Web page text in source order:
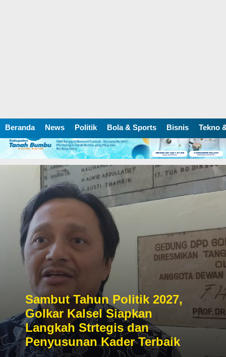
Beranda News Politik Bola & Sports Bisnis Tekno
Sambut Tahun Politik 2027,
Golkar Kalsel Siapkan
Langkah Strtegis dan
Penyusunan Kader Terbaik